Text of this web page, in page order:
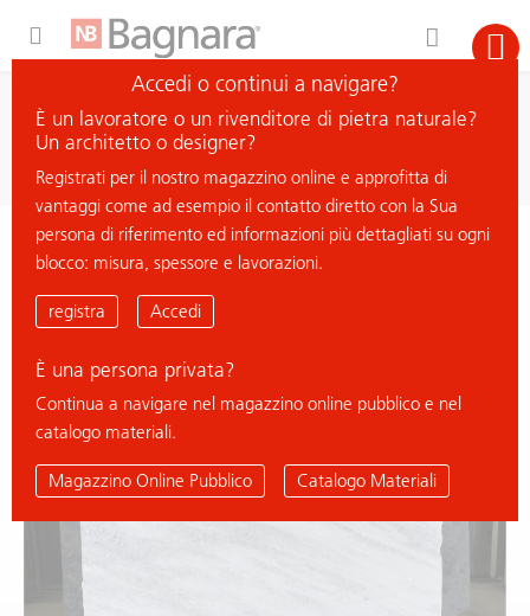
cerca materiale
< ritorna all'elenco
CALCITE WHITE
Accedi o continui a navigare?
È un lavoratore o un rivenditore di pietra naturale?
Un architetto o designer?
Registrati per il nostro magazzino online e approfitta di
vantaggi come ad esempio il contatto diretto con la Sua
persona di riferimento ed informazioni più dettagliati su ogni
blocco: misura, spessore e lavorazioni.
registra Accedi
È una persona privata?
Continua a navigare nel magazzino online pubblico e nel
catalogo materiali.
Magazzino Online Pubblico Catalogo Materiali